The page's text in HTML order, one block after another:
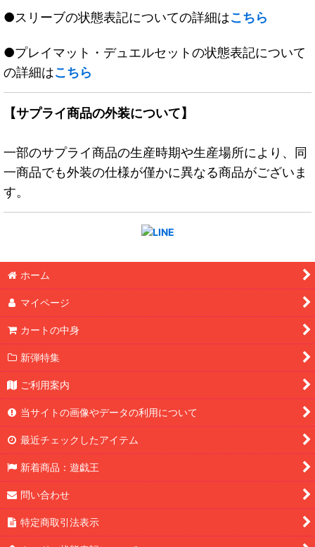
●スリーブの状態表記についての詳細はこちら
●プレイマット・デュエルセットの状態表記について
の詳細はこちら
【サプライ商品の外装について】
一部のサプライ商品の生産時期や生産場所により、同
一商品でも外装の仕様が僅かに異なる商品がございま
す。
ホーム
マイページ
カートの中身
新弾特集
ご利用案内
当サイトの画像やデータの利用について
最近チェックしたアイテム
新着商品：遊戯王
問い合わせ
特定商取引法表示